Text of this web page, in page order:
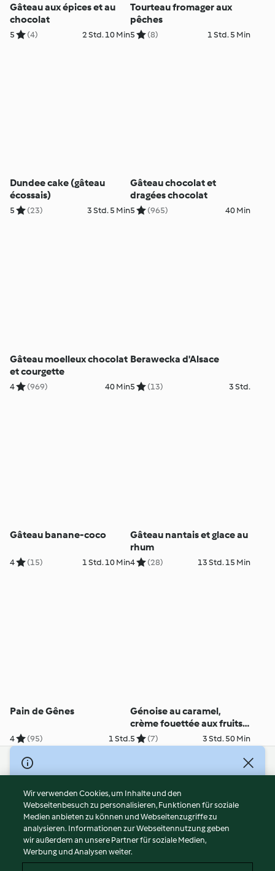
Gâteau aux épices et au
chocolat
5 (4) 2 Std. 10 Min
Tourteau fromager aux
pêches
5 (8) 1 Std. 5 Min
Dundee cake (gâteau
écossais)
5 (23) 3 Std. 5 Min
Gâteau chocolat et
dragées chocolat
5 (965) 40 Min
Gâteau moelleux chocolat
et courgette
4 (969) 40 Min
Berawecka d'Alsace
5 (13) 3 Std.
Gâteau banane-coco
4 (15) 1 Std. 10 Min
Gâteau nantais et glace au
rhum
4 (28) 13 Std. 15 Min
Pain de Gênes
4 (95) 1 Std.
Génoise au caramel,
crème fouettée aux fruits
et sauce caramel
5 (7) 3 Std. 50 Min
© Copyright 2026
Nutzungsbedingungen
Datenschutzrichtlinien
Disclaimer
Impressum
Cookies
Wir verwenden Cookies, um Inhalte und den
Webseitenbesuch zu personalisieren, Funktionen für soziale
Medien anbieten zu können und Webseitenzugriffe zu
analysieren. Informationen zur Webseitennutzung geben
wir außerdem an unsere Partner für soziale Medien,
Werbung und Analysen weiter.